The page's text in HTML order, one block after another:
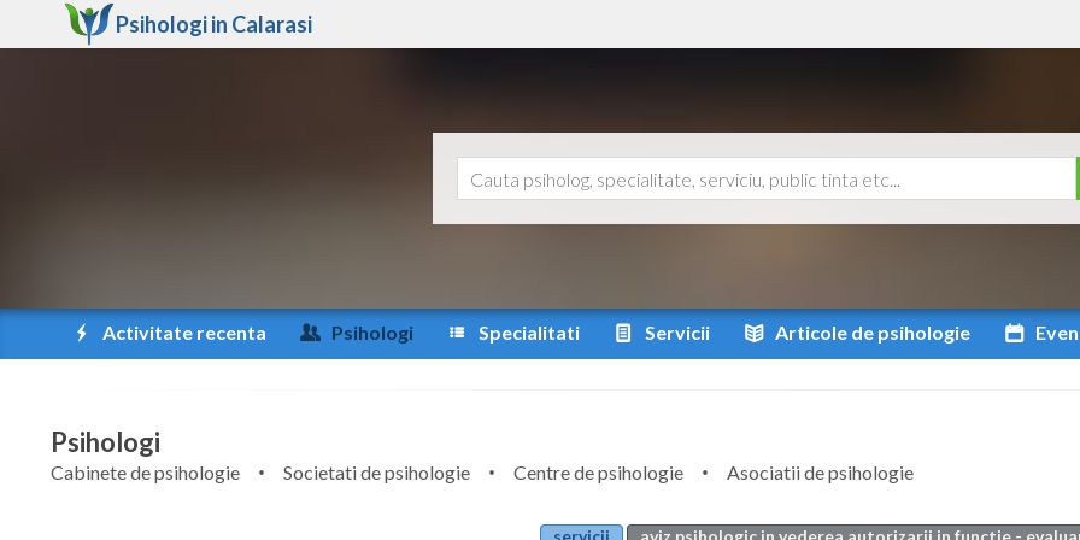
Psihologi in Calarasi
Activitate recenta Psihologi Specialitati Servicii Articole de psihologie
Psihologi
Cabinete de psihologie Societati de psihologie Centre de psihologie
Asociatii de psihologie
servicii
aviz psihologic in vederea autorizarii in functie -